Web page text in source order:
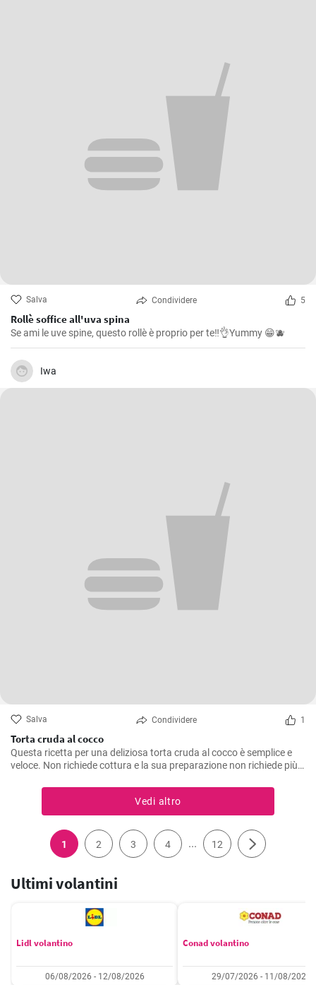
Salva Condividere 5
Rollè soffice all'uva spina
Se ami le uve spine, questo rollè è proprio per te‼️👌Yummy 😁🫐
Iwa
Salva Condividere 1
Torta cruda al cocco
Questa ricetta per una deliziosa torta cruda al cocco è semplice e
veloce. Non richiede cottura e la sua preparazione non richiede più
sulla tavola delle feste. Provalo anche tu!
Vedi altro
1 2 3 4 ... 12
Ultimi volantini
Lidl volantino
06/08/2026 - 12/08/2026
Conad volantino
29/07/2026 - 11/08/2026